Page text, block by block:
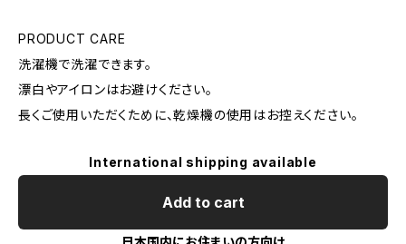
PRODUCT CARE
洗濯機で洗濯できます。
漂白やアイロンはお避けください。
長くご使用いただくために、乾燥機の使用はお控えください。
International shipping available
Add to cart